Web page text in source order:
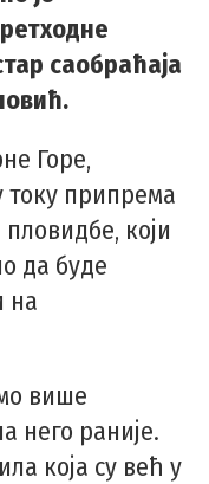
саобраћаја
Горе,
току припрема
који
да буде
на
више
него раније.
која су већ у